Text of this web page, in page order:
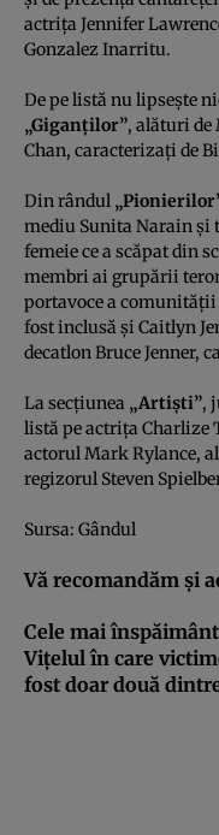
actriţa Jennifer
Gonzalez Inarritu.
De pe listă nu lipseşte
„Giganţilor”, alături de
Chan, caracterizaţi de
Din rândul
mediu Sunita Narain şi
femeie ce a scăpat din
membri ai grupării
portavoce a comunităţii
fost inclusă şi Caitlyn
decatlon Bruce Jenner,
La secţiunea „Artişti”,
listă pe actriţa Charlize
actorul Mark Rylance,
regizorul Steven
Sursa: Gândul
Vă recomandăm şi
Cele mai
Viţelul în care
fost doar două